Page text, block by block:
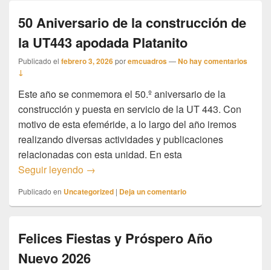
50 Aniversario de la construcción de
la UT443 apodada Platanito
Publicado el febrero 3, 2026poremcuadros—No hay comentarios
↓
Este año se conmemora el 50.º aniversario de la
construcción y puesta en servicio de la UT 443. Con
motivo de esta efeméride, a lo largo del año iremos
realizando diversas actividades y publicaciones
relacionadas con esta unidad. En esta
Seguir leyendo 50 Aniversario de la construcción de la
→
Publicado en Uncategorized | Deja un comentario
Felices Fiestas y Próspero Año
Nuevo 2026